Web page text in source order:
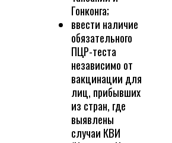
Гонконга;
ввести наличие
обязательного
ПЦР-теста
независимо от
вакцинации для
лиц, прибывших
из стран, где
выявлены
случаи КВИ